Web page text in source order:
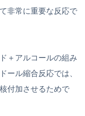
非常に重要な反応で
＋アルコールの組み
ール縮合反応では、
付加させるためで